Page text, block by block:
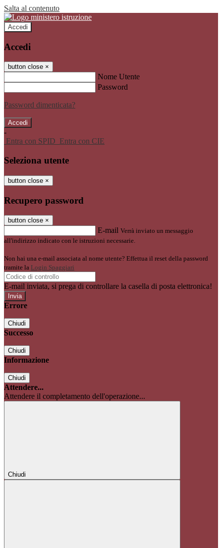
Salta al contenuto
Accedi
Accedi
button close ×
Nome Utente
Password
Password dimenticata?
-
Entra con SPID Entra con CIE
Seleziona utente
button close ×
Recupero password
button close ×
E-mail Verrà inviato un messaggio
all'indirizzo indicato con le istruzioni necessarie.
Non hai una e-mail associata al nome utente? Effettua il reset della password
tramite la Login Spaggiari
E-mail inviata, si prega di controllare la casella di posta elettronica!
Errore
Chiudi
Successo
Chiudi
Informazione
Chiudi
Attendere...
Attendere il completamento dell'operazione...
Chiudi